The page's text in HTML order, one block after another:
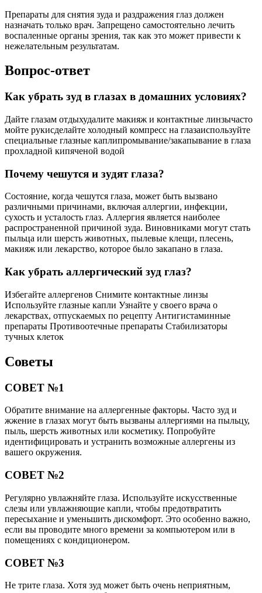
Препараты для снятия зуда и раздражения глаз должен
назначать только врач. Запрещено самостоятельно лечить
воспаленные органы зрения, так как это может привести к
нежелательным результатам.
Вопрос-ответ
Как убрать зуд в глазах в домашних условиях?
Дайте глазам отдыхудалите макияж и контактные линзычасто
мойте рукисделайте холодный компресс на глазаиспользуйте
специальные глазные каплипромывание/закапывание в глаза
прохладной кипяченой водой
Почему чешутся и зудят глаза?
Состояние, когда чешутся глаза, может быть вызвано
различными причинами, включая аллергии, инфекции,
сухость и усталость глаз. Аллергия является наиболее
распространенной причиной зуда. Виновниками могут стать
пыльца или шерсть животных, пылевые клещи, плесень,
макияж или лекарство, которое было закапано в глаза.
Как убрать аллергический зуд глаз?
Избегайте аллергенов Снимите контактные линзы
Используйте глазные капли Узнайте у своего врача о
лекарствах, отпускаемых по рецепту Антигистаминные
препараты Противоотечные препараты Стабилизаторы
тучных клеток
Советы
СОВЕТ №1
Обратите внимание на аллергенные факторы. Часто зуд и
жжение в глазах могут быть вызваны аллергиями на пыльцу,
пыль, шерсть животных или косметику. Попробуйте
идентифицировать и устранить возможные аллергены из
вашего окружения.
СОВЕТ №2
Регулярно увлажняйте глаза. Используйте искусственные
слезы или увлажняющие капли, чтобы предотвратить
пересыхание и уменьшить дискомфорт. Это особенно важно,
если вы проводите много времени за компьютером или в
помещениях с кондиционером.
СОВЕТ №3
Не трите глаза. Хотя зуд может быть очень неприятным,